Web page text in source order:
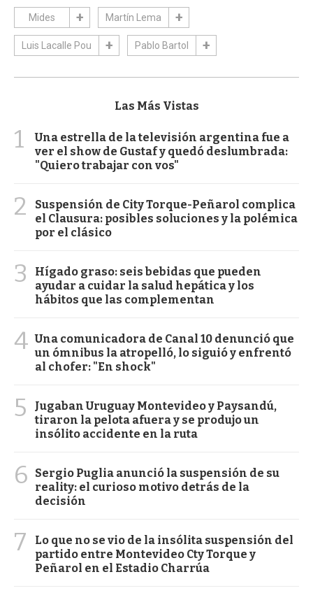
Mides Martín Lema
Luis Lacalle Pou Pablo Bartol
Las Más Vistas
1
Una estrella de la televisión argentina fue a
ver el show de Gustaf y quedó deslumbrada:
"Quiero trabajar con vos"
2
Suspensión de City Torque-Peñarol complica
el Clausura: posibles soluciones y la polémica
por el clásico
3
Hígado graso: seis bebidas que pueden
ayudar a cuidar la salud hepática y los
hábitos que las complementan
4 Una comunicadora de Canal 10 denunció que
un ómnibus la atropelló, lo siguió y enfrentó
al chofer: "En shock"
5
Jugaban Uruguay Montevideo y Paysandú,
tiraron la pelota afuera y se produjo un
insólito accidente en la ruta
6
Sergio Puglia anunció la suspensión de su
reality: el curioso motivo detrás de la
decisión
7
Lo que no se vio de la insólita suspensión del
partido entre Montevideo Cty Torque y
Peñarol en el Estadio Charrúa